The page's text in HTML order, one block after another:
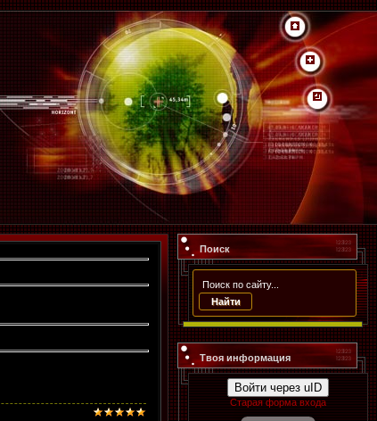
Поиск
Твоя информация
Войти через uID
Старая форма входа